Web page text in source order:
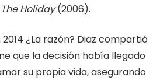
The Holiday(2006).
¿La razón? Diaz compartió
que la decisión había llegado
su propia vida, asegurando